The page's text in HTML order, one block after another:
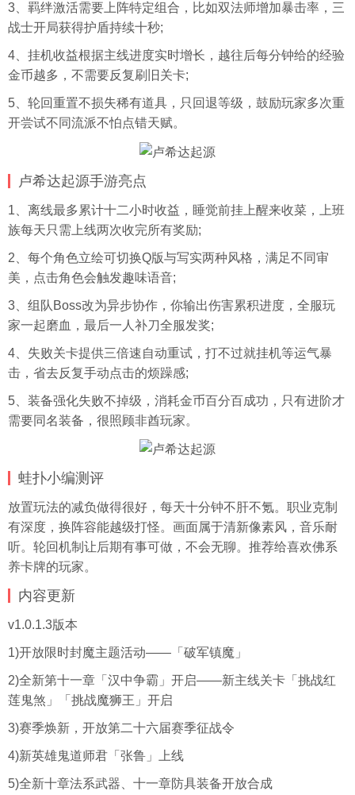
3、羁绊激活需要上阵特定组合，比如双法师增加暴击率，三
战士开局获得护盾持续十秒;
4、挂机收益根据主线进度实时增长，越往后每分钟给的经验
金币越多，不需要反复刷旧关卡;
5、轮回重置不损失稀有道具，只回退等级，鼓励玩家多次重
开尝试不同流派不怕点错天赋。
卢希达起源手游亮点
1、离线最多累计十二小时收益，睡觉前挂上醒来收菜，上班
族每天只需上线两次收完所有奖励;
2、每个角色立绘可切换Q版与写实两种风格，满足不同审
美，点击角色会触发趣味语音;
3、组队Boss改为异步协作，你输出伤害累积进度，全服玩
家一起磨血，最后一人补刀全服发奖;
4、失败关卡提供三倍速自动重试，打不过就挂机等运气暴
击，省去反复手动点击的烦躁感;
5、装备强化失败不掉级，消耗金币百分百成功，只有进阶才
需要同名装备，很照顾非酋玩家。
蛙扑小编测评
放置玩法的减负做得很好，每天十分钟不肝不氪。职业克制
有深度，换阵容能越级打怪。画面属于清新像素风，音乐耐
听。轮回机制让后期有事可做，不会无聊。推荐给喜欢佛系
养卡牌的玩家。
内容更新
v1.0.1.3版本
1)开放限时封魔主题活动——「破军镇魔」
2)全新第十一章「汉中争霸」开启——新主线关卡「挑战红
莲鬼煞」「挑战魔狮王」开启
3)赛季焕新，开放第二十六届赛季征战令
4)新英雄鬼道师君「张鲁」上线
5)全新十章法系武器、十一章防具装备开放合成